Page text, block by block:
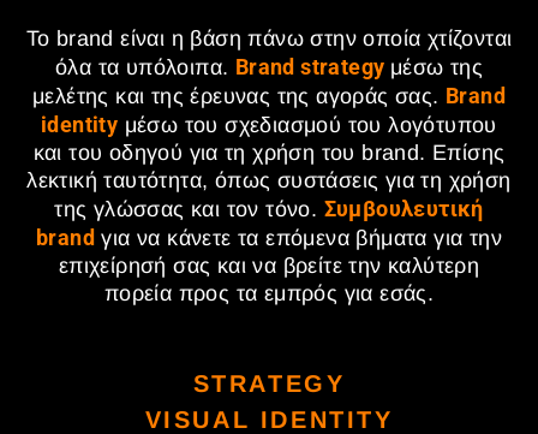
Το brand είναι η βάση πάνω στην οποία χτίζονται
όλα τα υπόλοιπα. Brand strategy μέσω της
μελέτης και της έρευνας της αγοράς σας. Brand
identity μέσω του σχεδιασμού του λογότυπου
και του οδηγού για τη χρήση του brand. Επίσης
λεκτική ταυτότητα, όπως συστάσεις για τη χρήση
της γλώσσας και τον τόνο. Συμβουλευτική
brand για να κάνετε τα επόμενα βήματα για την
επιχείρησή σας και να βρείτε την καλύτερη
πορεία προς τα εμπρός για εσάς.
STRATEGY
VISUAL IDENTITY